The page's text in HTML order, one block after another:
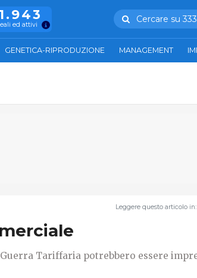
ed attivi
Cercare su 333
GENETICA-RIPRODUZIONE MANAGEMENT
Leggere questo articolo in:
Tariffaria potrebbero essere